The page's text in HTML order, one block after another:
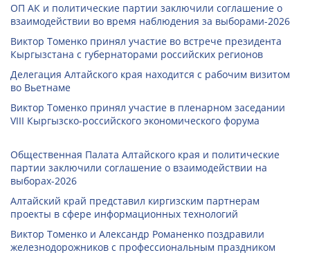
ОП АК и политические партии заключили соглашение о
взаимодействии во время наблюдения за выборами-2026
Виктор Томенко принял участие во встрече президента
Кыргызстана с губернаторами российских регионов
Делегация Алтайского края находится с рабочим визитом
во Вьетнаме
Виктор Томенко принял участие в пленарном заседании
VIII Кыргызско-российского экономического форума
Общественная Палата Алтайского края и политические
партии заключили соглашение о взаимодействии на
выборах-2026
Алтайский край представил киргизским партнерам
проекты в сфере информационных технологий
Виктор Томенко и Александр Романенко поздравили
железнодорожников с профессиональным праздником